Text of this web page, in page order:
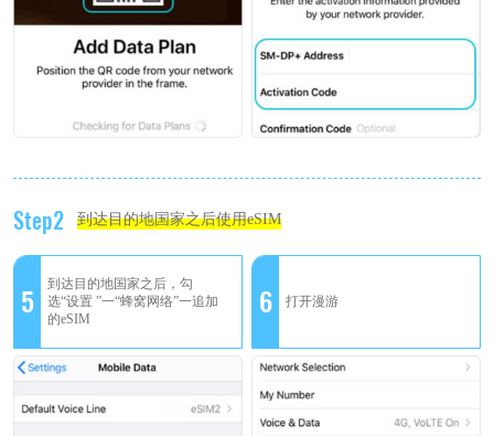
Step2 到达目的地国家之后使用eSIM
5
到达目的地国家之后，勾
选“设置 ”一“蜂窝网络”一追加
的eSIM
6 打开漫游